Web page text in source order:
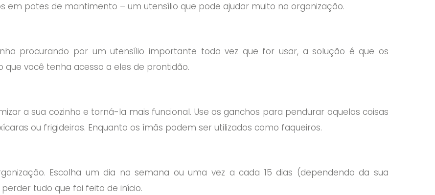
em potes de mantimento – um utensílio que pode ajudar muito na organização.
procurando por um utensílio importante toda vez que for usar, a solução é que os
você tenha acesso a eles de prontidão.
a sua cozinha e torná-la mais funcional. Use os ganchos para pendurar aquelas coisas
ou frigideiras. Enquanto os ímãs podem ser utilizados como faqueiros.
Escolha um dia na semana ou uma vez a cada 15 dias (dependendo da sua
tudo que foi feito de início.